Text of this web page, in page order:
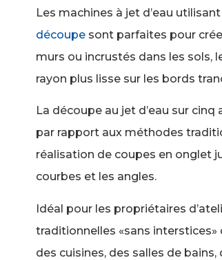
Les machines à jet d’eau utilisant
découpe sont parfaites pour
murs ou incrustés dans les sols,
rayon plus lisse sur les bords
La découpe au jet d’eau sur
par rapport aux méthodes
réalisation de coupes en onglet
courbes et les angles.
Idéal pour les propriétaires
traditionnelles «sans interstices»
des cuisines, des salles de